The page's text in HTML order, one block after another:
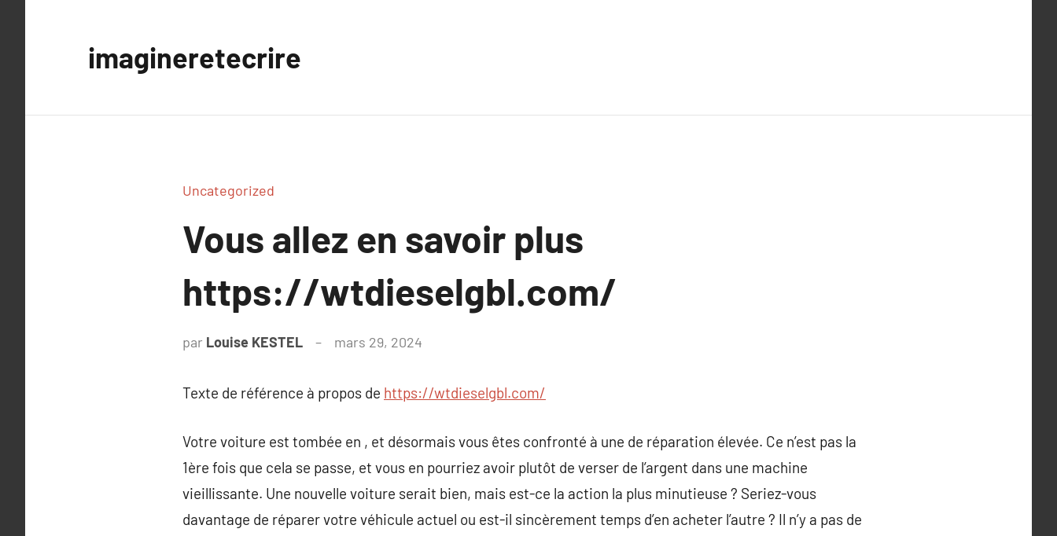
imagineretecrire
Uncategorized
Vous allez en savoir plus
https://wtdieselgbl.com/
par Louise KESTEL mars 29, 2024
Texte de référence à propos de https://wtdieselgbl.com/
Votre voiture est tombée en , et désormais vous êtes confronté à une de réparation élevée. Ce n’est pas la
1ère fois que cela se passe, et vous en pourriez avoir plutôt de verser de l’argent dans une machine
vieillissante. Une nouvelle voiture serait bien, mais est-ce la action la plus minutieuse ? Seriez-vous
davantage de réparer votre véhicule actuel ou est-il sincèrement temps d’en acheter l’autre ? Il n’y a pas de